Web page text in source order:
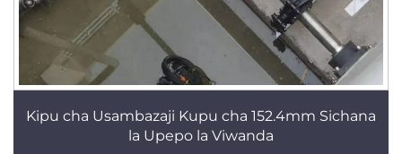
Kipu cha Usambazaji Kupu cha 152.4mm Sichana
la Upepo la Viwanda